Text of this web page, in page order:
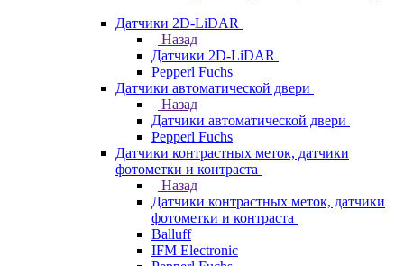
Датчики 2D-LiDAR
Назад
Датчики 2D-LiDAR
Pepperl Fuchs
Датчики автоматической двери
Назад
Датчики автоматической двери
Pepperl Fuchs
Датчики контрастных меток, датчики
фотометки и контраста
Назад
Датчики контрастных меток, датчики
фотометки и контраста
Balluff
IFM Electronic